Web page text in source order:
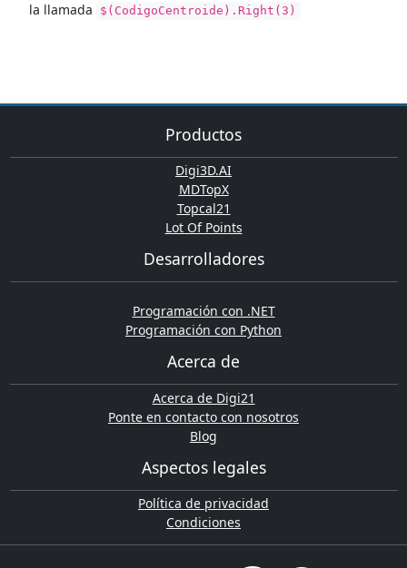
la llamada
$(CodigoCentroide).Right(3)
Productos
Digi3D.AI
MDTopX
Topcal21
Lot Of Points
Desarrolladores
Programación con .NET
Programación con Python
Acerca de
Acerca de Digi21
Ponte en contacto con nosotros
Blog
Aspectos legales
Política de privacidad
Condiciones